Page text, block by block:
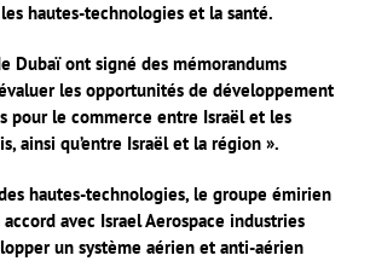
hautes-technologies et la santé.
Dubaï ont signé des mémorandums
les opportunités de développement
pour le commerce entre Israël et les
ainsi qu’entre Israël et la région ».
hautes-technologies, le groupe émirien
accord avec Israel Aerospace industries
un système aérien et anti-aérien